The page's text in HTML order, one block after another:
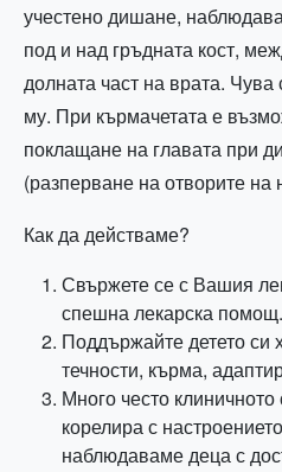
учестено дишане,
под и над гръдната кост,
долната част на врата. Чува
му. При кърмачетата е
поклащане на главата при
(разперване на отворите
Как да действаме?
Свържете се с Вашия
спешна лекарска помощ.
Поддържайте детето си
течности, кърма,
Много често
корелира с
наблюдаваме деца с